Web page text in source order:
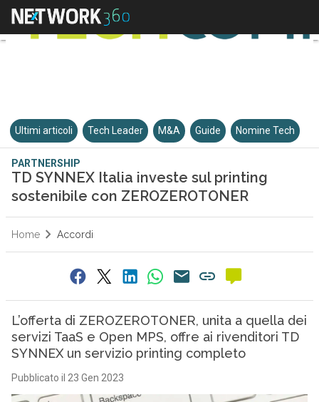
Ultimi articoli Tech Leader M&A Guide Nomine Tech
PARTNERSHIP
TD SYNNEX Italia investe sul printing
sostenibile con ZEROZEROTONER
Home Accordi
L’offerta di ZEROZEROTONER, unita a quella dei
servizi TaaS e Open MPS, offre ai rivenditori TD
SYNNEX un servizio printing completo
Pubblicato il 23 Gen 2023